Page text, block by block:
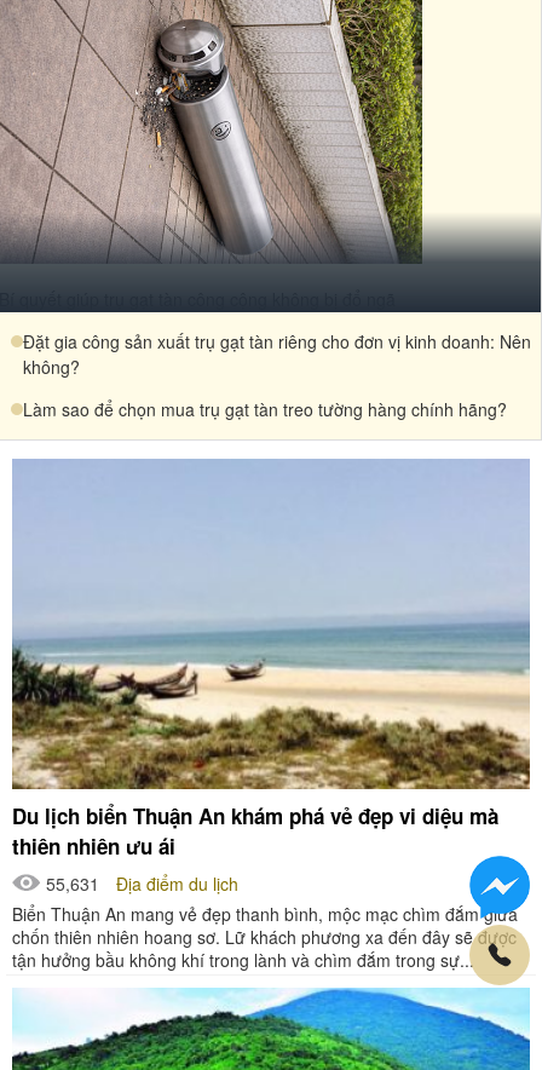
Đặt gia công sản xuất trụ gạt tàn riêng cho đơn vị kinh doanh: Nên
không?
Làm sao để chọn mua trụ gạt tàn treo tường hàng chính hãng?
Du lịch biển Thuận An khám phá vẻ đẹp vi diệu mà
thiên nhiên ưu ái
55,631
Địa điểm du lịch
Biển Thuận An mang vẻ đẹp thanh bình, mộc mạc chìm đắm giữa
chốn thiên nhiên hoang sơ. Lữ khách phương xa đến đây sẽ được
tận hưởng bầu không khí trong lành và chìm đắm trong sự...